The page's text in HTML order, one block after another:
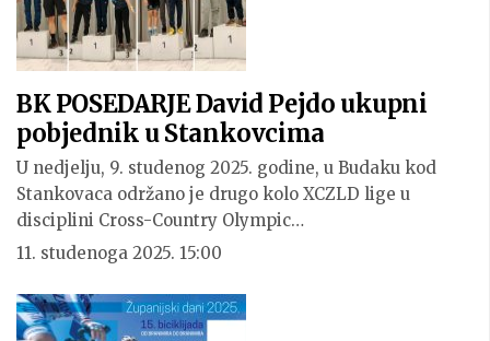
BK POSEDARJE David Pejdo ukupni
pobjednik u Stankovcima
U nedjelju, 9. studenog 2025. godine, u Budaku kod
Stankovaca održano je drugo kolo XCZLD lige u
disciplini Cross-Country Olympic…
11. studenoga 2025. 15:00